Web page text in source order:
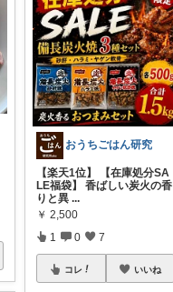
おうちごはん研究
【楽天1位】 【在庫処分SA
LE福袋】 香ばしい炭火の香
りと異 ...
￥ 2,500
1 0 7
コレ いいね